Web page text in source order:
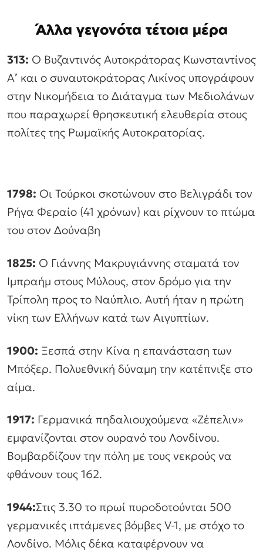
Άλλα γεγονότα τέτοια μέρα
313: Ο Βυζαντινός Αυτοκράτορας Κωνσταντίνος
Α’ και ο συναυτοκράτορας Λικίνος υπογράφουν
στην Νικομήδεια το Διάταγμα των Μεδιολάνων
που παραχωρεί θρησκευτική ελευθερία στους
πολίτες της Ρωμαϊκής Αυτοκρατορίας.
1798: Οι Τούρκοι σκοτώνουν στο Βελιγράδι τον
Ρήγα Φεραίο (41 χρόνων) και ρίχνουν το πτώμα
του στον Δούναβη
1825: Ο Γιάννης Μακρυγιάννης σταματά τον
Ιμπραήμ στους Μύλους, στον δρόμο για την
Τρίπολη προς το Ναύπλιο. Αυτή ήταν η πρώτη
νίκη των Ελλήνων κατά των Αιγυπτίων.
1900: Ξεσπά στην Κίνα η επανάσταση των
Μπόξερ. Πολυεθνική δύναμη την κατέπνιξε στο
αίμα.
1917: Γερμανικά πηδαλιουχούμενα «Ζέπελιν»
εμφανίζονται στον ουρανό του Λονδίνου.
Βομβαρδίζουν την πόλη με τους νεκρούς να
φθάνουν τους 162.
1944:Στις 3.30 το πρωί πυροδοτούνται 500
γερμανικές ιπτάμενες βόμβες V-1, με στόχο το
Λονδίνο. Μόλις δέκα καταφέρνουν να